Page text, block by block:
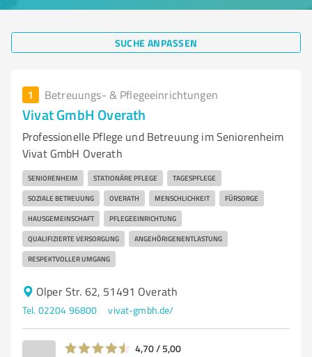
SUCHE ANPASSEN
1 Betreuungs- & Pflegeeinrichtungen
Vivat GmbH Overath
Professionelle Pflege und Betreuung im Seniorenheim
Vivat GmbH Overath
SENIORENHEIM STATIONÄRE PFLEGE TAGESPFLEGE
SOZIALE BETREUUNG OVERATH MENSCHLICHKEIT FÜRSORGE
HAUSGEMEINSCHAFT PFLEGEEINRICHTUNG
QUALIFIZIERTE VERSORGUNG ANGEHÖRIGENENTLASTUNG
RESPEKTVOLLER UMGANG
Olper Str. 62, 51491 Overath
Tel. 02204 96800 vivat-gmbh.de/
4,70 / 5,00